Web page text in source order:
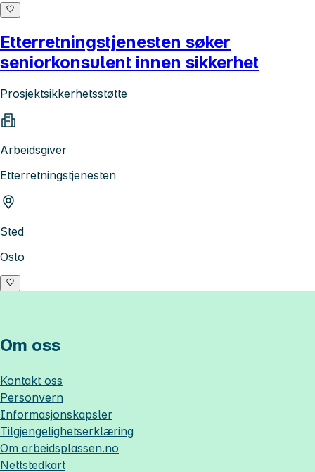
Etterretningstjenesten søker
seniorkonsulent innen sikkerhet
Prosjektsikkerhetsstøtte
Arbeidsgiver
Etterretningstjenesten
Sted
Oslo
Om oss
Kontakt oss
Personvern
Informasjonskapsler
Tilgjengelighetserklæring
Om arbeidsplassen.no
Nettstedkart